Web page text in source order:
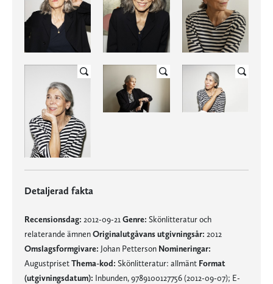
Detaljerad fakta
Recensionsdag: 2012-09-21Genre: Skönlitteratur och
relaterande ämnenOriginalutgåvans utgivningsår: 2012
Omslagsformgivare: Johan Petterson Nomineringar:
AugustprisetThema-kod: Skönlitteratur: allmänt Format
(utgivningsdatum): Inbunden, 9789100127756 (2012-09-07); E-